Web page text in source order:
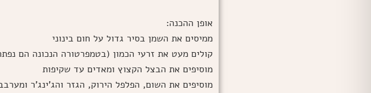
אופן ההכנה:
ממיסים את השמן בסיר גדול על חום בינוני
קולים מעט את זרעי הכמון (בטמפרטורה הנכונה הם
מוסיפים את הבצל הקצוץ ומאדים עד שקיפות
מוסיפים את השום, הפלפל הירוק, הגזר והג'ינג'ר ומערבבים